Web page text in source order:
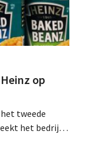
op
tweede
het bedrijf